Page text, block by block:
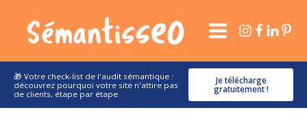
🎁 Votre check-list de l'audit sémantique :
découvrez pourquoi votre site n'attire pas
de clients, étape par étape
Je télécharge
gratuitement !